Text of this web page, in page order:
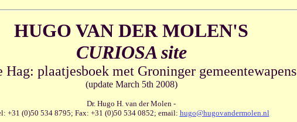
HUGO VAN DER MOLEN'S
CURIOSA site
plaatjesboek met Groninger gemeentewapens
(update March 5th 2008)
Dr. Hugo H. van der Molen -
+31 (0)50 534 8795; Fax: +31 (0)50 534 0852; email: hugo@hugovandermolen.nl